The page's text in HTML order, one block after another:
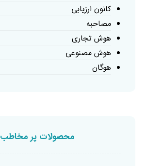
کانون ارزیابی
مصاحبه
هوش تجاری
هوش مصنوعی
هوگان
محصولات پر مخاطب